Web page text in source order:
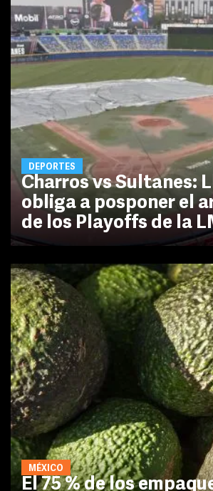
DEPORTES
Charros vs Sultanes:
obliga a posponer el
de los Playoffs de la
MÉXICO
El 75 % de los